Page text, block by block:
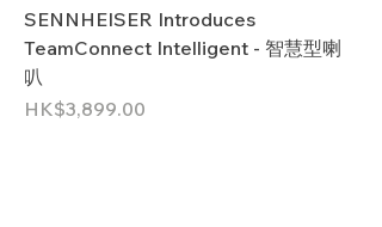
SENNHEISER Introduces
TeamConnect Intelligent - 智慧型喇
叭
價格
HK$3,899.00